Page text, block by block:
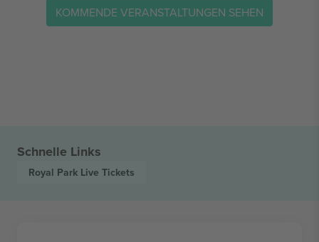
KOMMENDE VERANSTALTUNGEN SEHEN
Schnelle Links
Royal Park Live Tickets